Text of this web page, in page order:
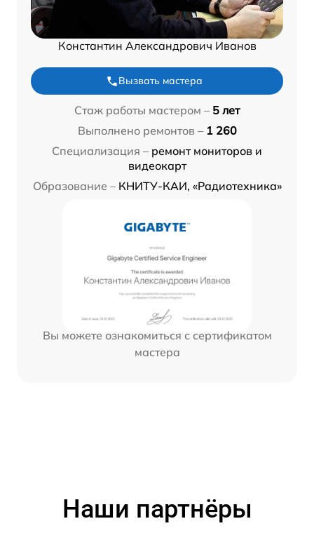
Константин Александрович Иванов
Вызвать мастера
Стаж работы мастером – 5 лет
Выполнено ремонтов – 1 260
Специализация – ремонт мониторов и
видеокарт
Образование – КНИТУ-КАИ, «Радиотехника»
Вы можете ознакомиться с сертификатом
мастера
Наши партнёры